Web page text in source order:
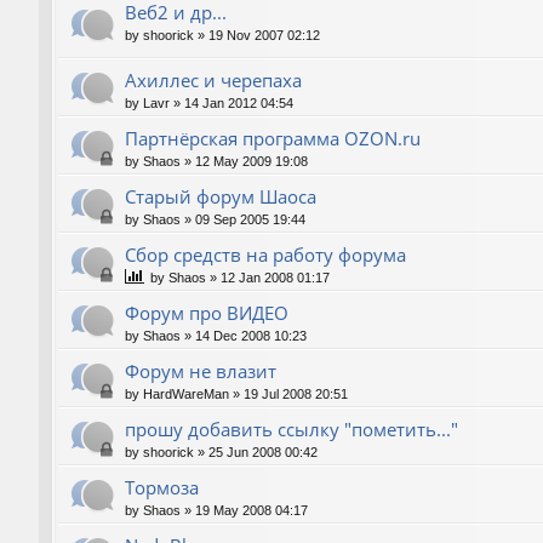
Веб2 и др...
by shoorick » 19 Nov 2007 02:12
Ахиллес и черепаха
by Lavr » 14 Jan 2012 04:54
Партнёрская программа OZON.ru
by Shaos » 12 May 2009 19:08
Старый форум Шаоса
by Shaos » 09 Sep 2005 19:44
Сбор средств на работу форума
by Shaos » 12 Jan 2008 01:17
Форум про ВИДЕО
by Shaos » 14 Dec 2008 10:23
Форум не влазит
by HardWareMan » 19 Jul 2008 20:51
прошу добавить ссылку "пометить..."
by shoorick » 25 Jun 2008 00:42
Тормоза
by Shaos » 19 May 2008 04:17